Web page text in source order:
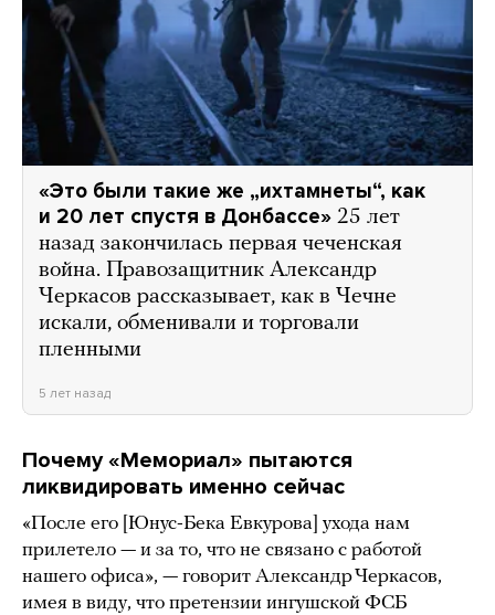
«Это были такие же „ихтамнеты“, как
и 20 лет спустя в Донбассе» 25 лет
назад закончилась первая чеченская
война. Правозащитник Александр
Черкасов рассказывает, как в Чечне
искали, обменивали и торговали
пленными
5 лет назад
Почему «Мемориал» пытаются
ликвидировать именно сейчас
«После его [Юнус-Бека Евкурова] ухода нам
прилетело — и за то, что не связано с работой
нашего офиса», — говорит Александр Черкасов,
имея в виду, что претензии ингушской ФСБ